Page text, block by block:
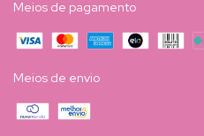
Meios de pagamento
Meios de envio